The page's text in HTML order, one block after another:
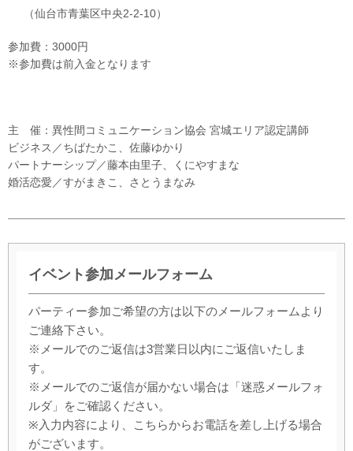
（仙台市青葉区中央2-2-10）
参加費：3000円
※参加費は前入金となります
主 催：異性間コミュニケーション協会 宮城エリア認定講師
ビジネス／ちばたかこ、佐藤ゆかり
パートナーシップ／藤本由里子、くにやすまな
婚活恋愛／すがまきこ、さとうまなみ
イベント参加メールフォーム
パーティー参加ご希望の方は以下のメールフォームより
ご連絡下さい。
※メールでのご返信は3営業日以内にご返信いたしま
す。
※メールでのご返信が届かない場合は「迷惑メールフォ
ルダ」をご確認ください。
※入力内容により、こちらからお電話を差し上げる場合
がございます。